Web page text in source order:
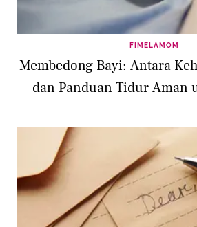
FIMELAMOM
Membedong Bayi: Antara
dan Panduan Tidur Aman